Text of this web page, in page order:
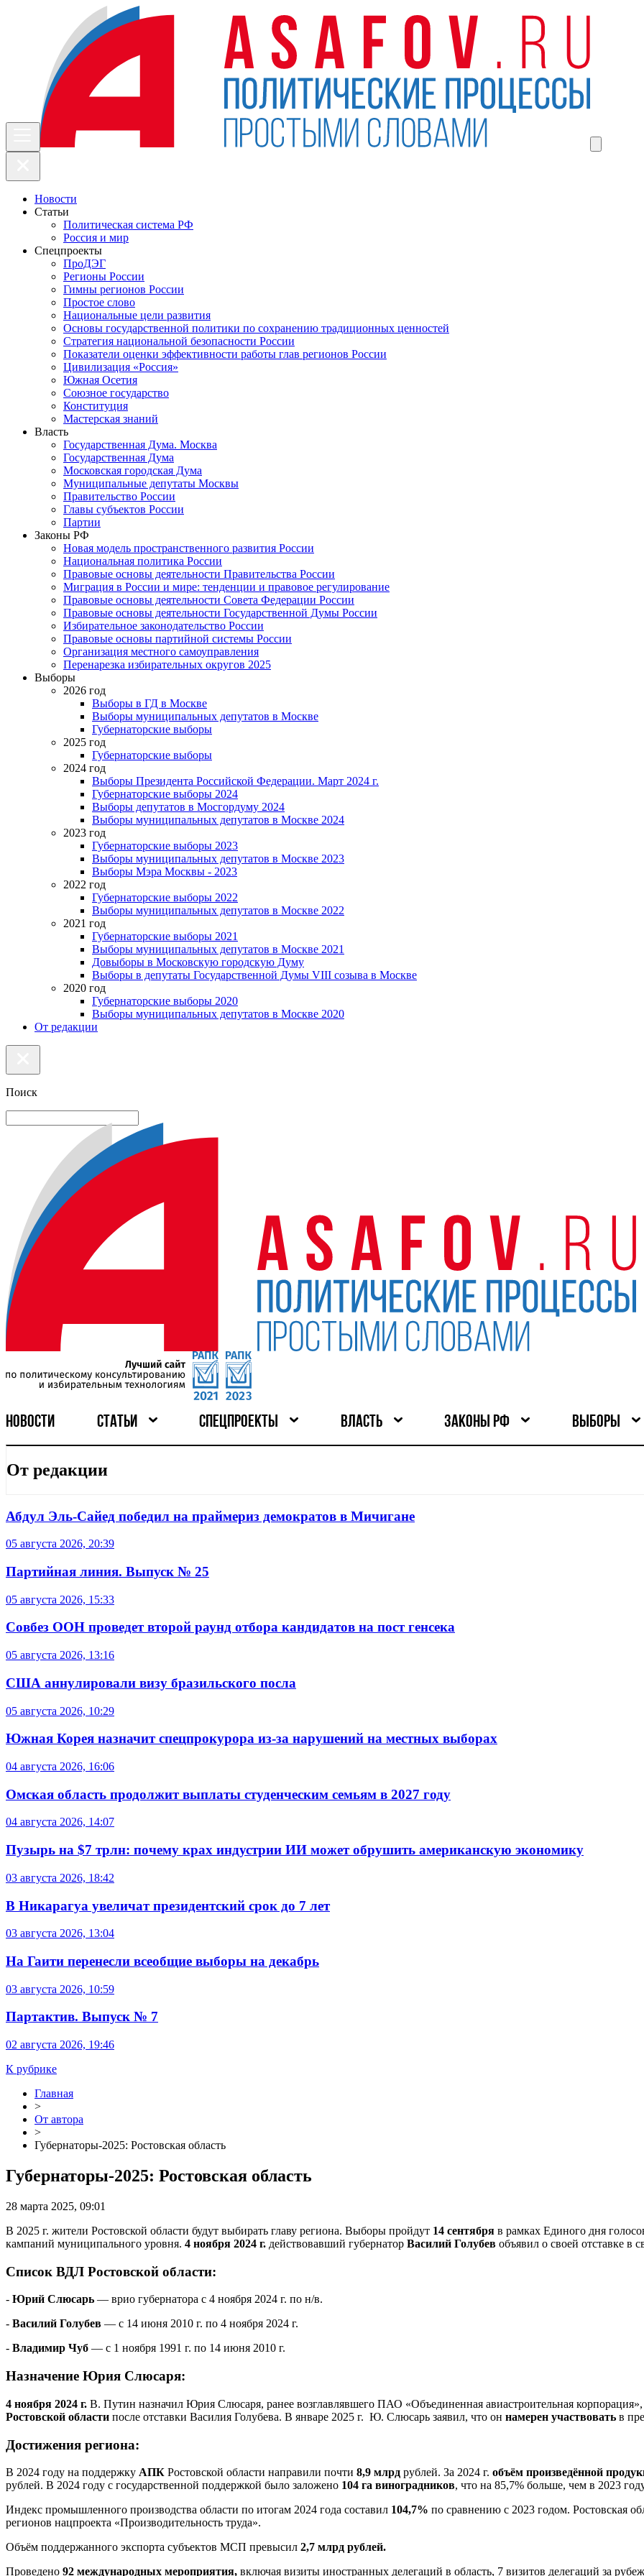
Новости
Статьи
Политическая система РФ
Россия и мир
Спецпроекты
ПроДЭГ
Регионы России
Гимны регионов России
Простое слово
Национальные цели развития
Основы государственной политики по сохранению традиционных ценностей
Стратегия национальной безопасности России
Показатели оценки эффективности работы глав регионов России
Цивилизация «Россия»
Южная Осетия
Союзное государство
Конституция
Мастерская знаний
Власть
Государственная Дума. Москва
Государственная Дума
Московская городская Дума
Муниципальные депутаты Москвы
Правительство России
Главы субъектов России
Партии
Законы РФ
Новая модель пространственного развития России
Национальная политика России
Правовые основы деятельности Правительства России
Миграция в России и мире: тенденции и правовое регулирование
Правовые основы деятельности Совета Федерации России
Правовые основы деятельности Государственной Думы России
Избирательное законодательство России
Правовые основы партийной системы России
Организация местного самоуправления
Перенарезка избирательных округов 2025
Выборы
2026 год
Выборы в ГД в Москве
Выборы муниципальных депутатов в Москве
Губернаторские выборы
2025 год
Губернаторские выборы
2024 год
Выборы Президента Российской Федерации. Март 2024 г.
Губернаторские выборы 2024
Выборы депутатов в Мосгордуму 2024
Выборы муниципальных депутатов в Москве 2024
2023 год
Губернаторские выборы 2023
Выборы муниципальных депутатов в Москве 2023
Выборы Мэра Москвы - 2023
2022 год
Губернаторские выборы 2022
Выборы муниципальных депутатов в Москве 2022
2021 год
Губернаторские выборы 2021
Выборы муниципальных депутатов в Москве 2021
Довыборы в Московскую городскую Думу
Выборы в депутаты Государственной Думы VIII созыва в Москве
2020 год
Губернаторские выборы 2020
Выборы муниципальных депутатов в Москве 2020
От редакции
Поиск
НОВОСТИ СТАТЬИ СПЕЦПРОЕКТЫ ВЛАСТЬ ЗАКОНЫ РФ ВЫБОРЫ
От редакции
Абдул Эль-Сайед победил на праймериз демократов в Мичигане
05 августа 2026, 20:39
Партийная линия. Выпуск № 25
05 августа 2026, 15:33
Совбез ООН проведет второй раунд отбора кандидатов на пост генсека
05 августа 2026, 13:16
США аннулировали визу бразильского посла
05 августа 2026, 10:29
Южная Корея назначит спецпрокурора из-за нарушений на местных выборах
04 августа 2026, 16:06
Омская область продолжит выплаты студенческим семьям в 2027 году
04 августа 2026, 14:07
Пузырь на $7 трлн: почему крах индустрии ИИ может обрушить американскую экономику
03 августа 2026, 18:42
В Никарагуа увеличат президентский срок до 7 лет
03 августа 2026, 13:04
На Гаити перенесли всеобщие выборы на декабрь
03 августа 2026, 10:59
Партактив. Выпуск № 7
02 августа 2026, 19:46
К рубрике
Главная
>
От автора
>
Губернаторы-2025: Ростовская область
Губернаторы-2025: Ростовская область
28 марта 2025, 09:01
В 2025 г. жители Ростовской области будут выбирать главу региона. Выборы пройдут 14 сентября в рамках Единого дня
кампаний муниципального уровня. 4 ноября 2024 г. действовавший губернатор Василий Голубев объявил о своей отставке в
Список ВДЛ Ростовской области:
- Юрий Слюсарь — врио губернатора с 4 ноября 2024 г. по н/в.
- Василий Голубев — с 14 июня 2010 г. по 4 ноября 2024 г.
- Владимир Чуб — с 1 ноября 1991 г. по 14 июня 2010 г.
Назначение Юрия Слюсаря:
4 ноября 2024 г. В. Путин назначил Юрия Слюсаря, ранее возглавлявшего ПАО «Объединенная авиастроительная корпорация»,
Ростовской области после отставки Василия Голубева. В январе 2025 г. Ю. Слюсарь заявил, что он намерен участвовать в
Достижения региона:
В 2024 году на поддержку АПК Ростовской области направили почти 8,9 млрд рублей. За 2024 г. объём произведённой
рублей. В 2024 году с государственной поддержкой было заложено 104 га виноградников, что на 85,7% больше, чем в 2023
Индекс промышленного производства области по итогам 2024 года составил 104,7% по сравнению с 2023 годом. Ростовская
регионов нацпроекта «Производительность труда».
Объём поддержанного экспорта субъектов МСП превысил 2,7 млрд рублей.
Проведено 92 международных мероприятия, включая визиты иностранных делегаций в область, 7 визитов делегаций за